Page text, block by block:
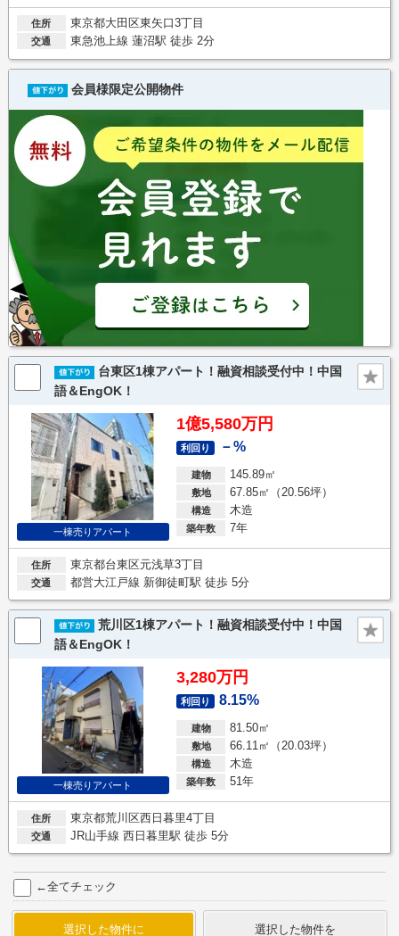
住所 東京都大田区東矢口3丁目
交通 東急池上線 蓮沼駅 徒歩 2分
会員様限定公開物件
台東区1棟アパート！融資相談受付中！中国
語＆EngOK！
一棟売りアパート
1億5,580万円
利回り －%
建物 145.89㎡
敷地 67.85㎡（20.56坪）
構造 木造
築年数 7年
住所 東京都台東区元浅草3丁目
交通 都営大江戸線 新御徒町駅 徒歩 5分
荒川区1棟アパート！融資相談受付中！中国
語＆EngOK！
一棟売りアパート
3,280万円
利回り 8.15%
建物 81.50㎡
敷地 66.11㎡（20.03坪）
構造 木造
築年数 51年
住所 東京都荒川区西日暮里4丁目
交通 JR山手線 西日暮里駅 徒歩 5分
←全てチェック
選択した物件に
選択した物件を